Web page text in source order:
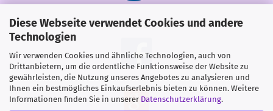
Diese Webseite verwendet Cookies und andere
Technologien
Wir verwenden Cookies und ähnliche Technologien, auch von
Drittanbietern, um die ordentliche Funktionsweise der Website zu
gewährleisten, die Nutzung unseres Angebotes zu analysieren und
Ihnen ein bestmögliches Einkaufserlebnis bieten zu können. Weitere
Informationen finden Sie in unserer Datenschutzerklärung.
Share